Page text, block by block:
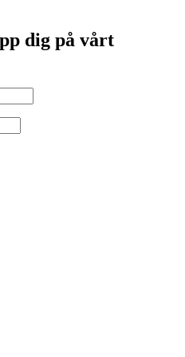
dig på vårt